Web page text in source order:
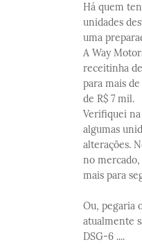
Há quem
unidades
uma
A Way
receitinha
para mais
de R$ 7 mil.
Verifiquei
algumas
alterações.
no mercado,
mais para
Ou, pegaria
atualmente
DSG-6 ....